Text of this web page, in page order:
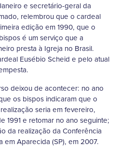
e secretário-geral da
relembrou que o cardeal
edição em 1990, que o
é um serviço que a
presta à Igreja no Brasil.
Eusébio Scheid e pelo atual
deixou de acontecer: no ano
os bispos indicaram que o
seria em fevereiro,
1991 e retomar no ano seguinte;
da realização da Conferência
em Aparecida (SP), em 2007.